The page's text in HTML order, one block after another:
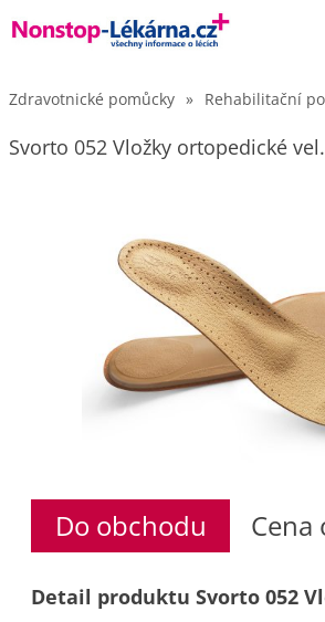
Zdravotnické pomůcky » Rehabilitační
Svorto 052 Vložky ortopedické
Do obchodu Cena
Detail produktu Svorto 052